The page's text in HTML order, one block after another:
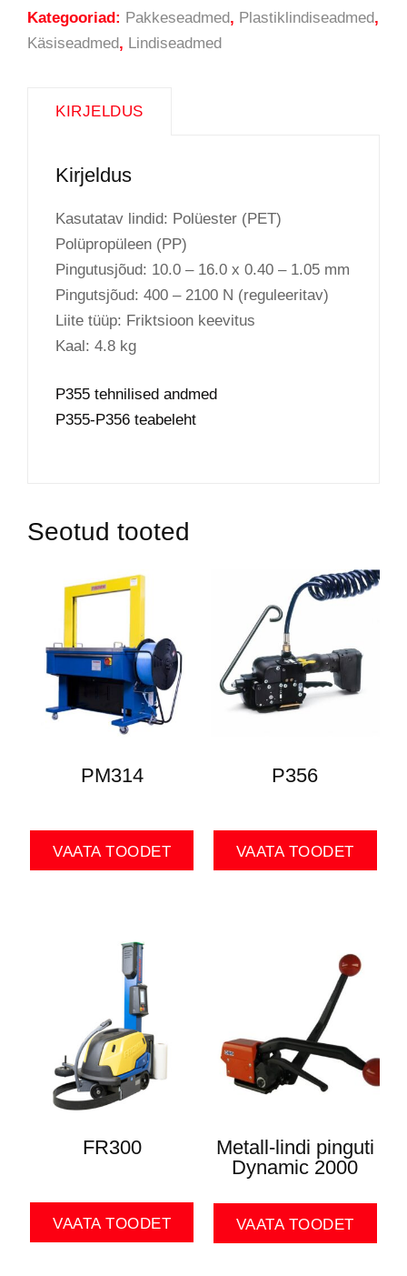
Kategooriad: Pakkeseadmed, Plastiklindiseadmed,
Käsiseadmed, Lindiseadmed
KIRJELDUS
Kirjeldus
Kasutatav lindid: Polüester (PET)
Polüpropüleen (PP)
Pingutusjõud: 10.0 – 16.0 x 0.40 – 1.05 mm
Pingutsjõud: 400 – 2100 N (reguleeritav)
Liite tüüp: Friktsioon keevitus
Kaal: 4.8 kg
P355 tehnilised andmed
P355-P356 teabeleht
Seotud tooted
PM314
VAATA TOODET
P356
VAATA TOODET
FR300
VAATA TOODET
Metall-lindi pinguti
Dynamic 2000
VAATA TOODET